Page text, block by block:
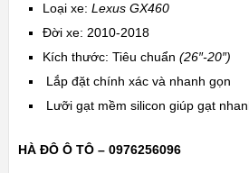
Loại xe: Lexus GX460
Đời xe: 2010-2018
Kích thước: Tiêu chuẩn (26″-20″)
Lắp đặt chính xác và nhanh gọn
Lưỡi gạt mềm silicon giúp gạt
HÀ ĐÔ Ô TÔ – 0976256096